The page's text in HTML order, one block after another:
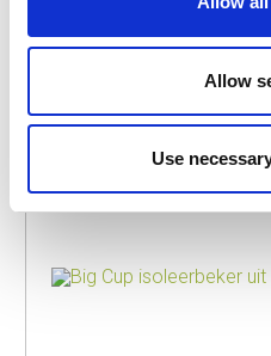
Allow
Use
OP VOORRAAD